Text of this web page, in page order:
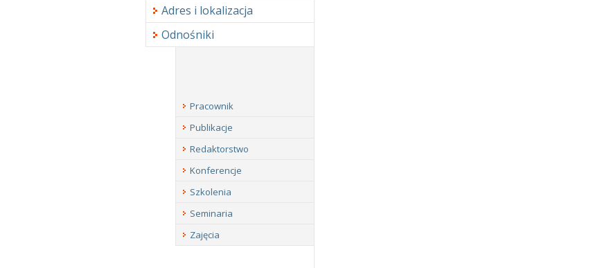
Adres i lokalizacja
Odnośniki
Pracownik
Publikacje
Redaktorstwo
Konferencje
Szkolenia
Seminaria
Zajęcia